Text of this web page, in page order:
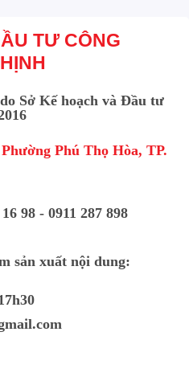
TƯ CÔNG
Sở Kế hoạch và Đầu tư
Phú Thọ Hòa, TP.
98 - 0911 287 898
sản xuất nội dung: